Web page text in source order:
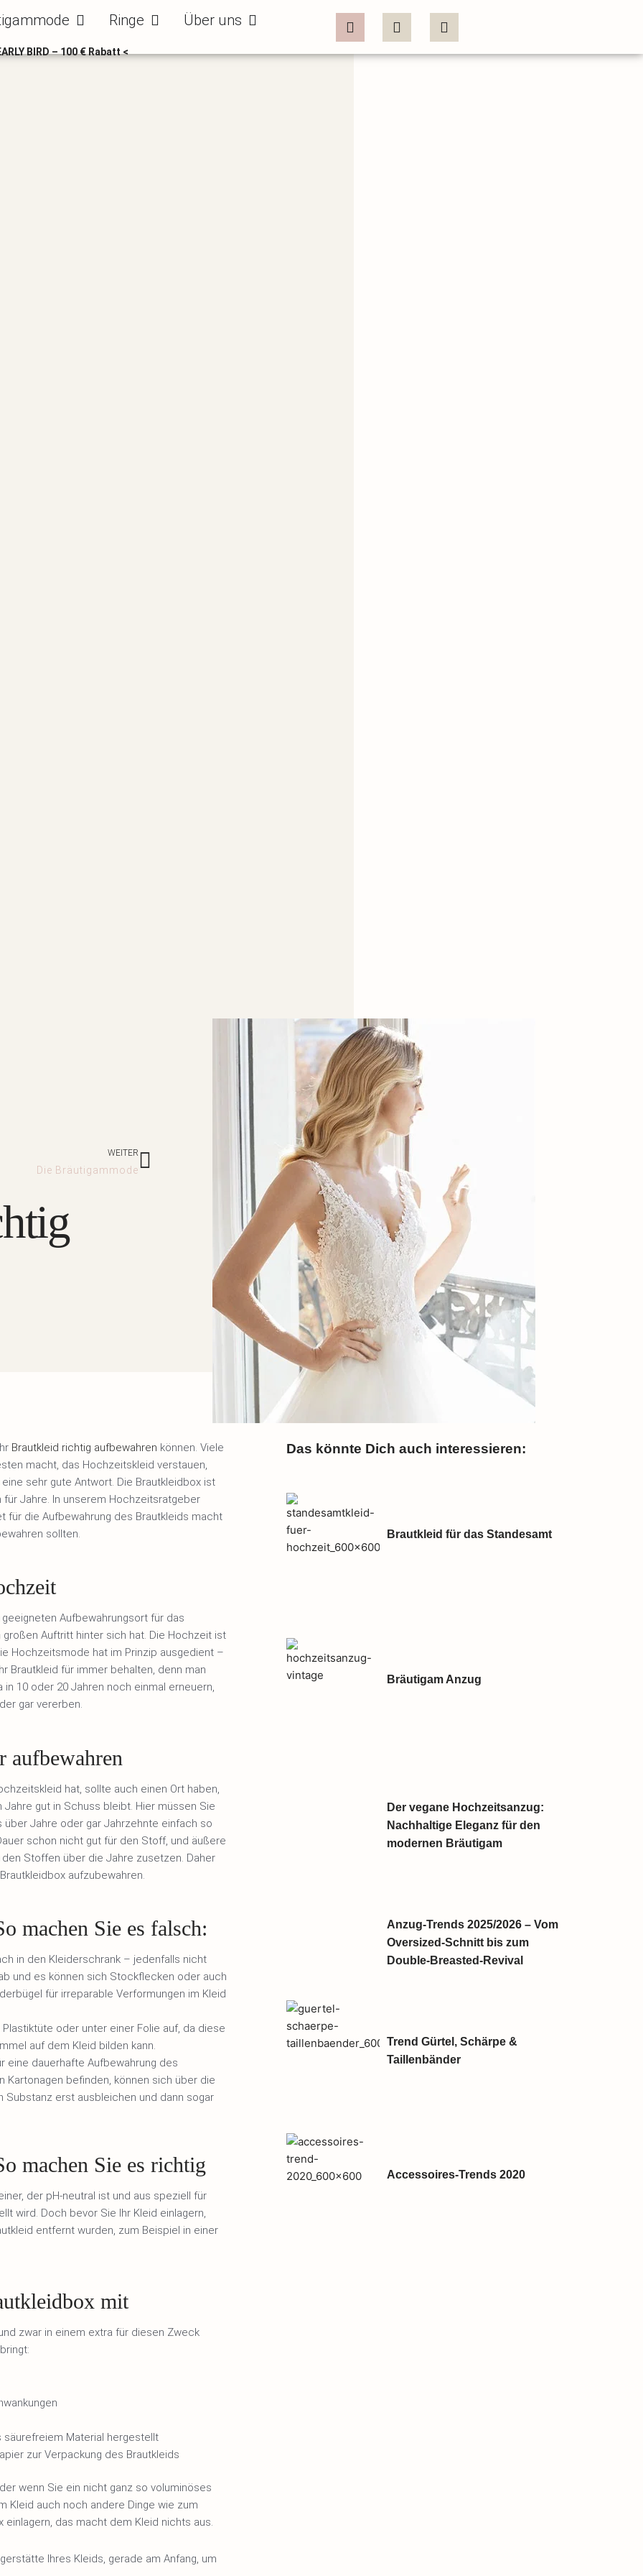
Öffne Bräutigammode
Ringe Öffne RingeÜber uns Öffne Über uns
BIRD – 100 € Rabatt <
WEITER
Die Bräutigammode
Nächster
Brautkleid richtig aufbewahren können. Viele
macht, das Hochzeitskleid verstauen,
sehr gute Antwort. Die Brautkleidbox ist
Jahre. In unserem Hochzeitsratgeber
für die Aufbewahrung des Brautkleids macht
sollten.
Aufbewahrungsort für das
Auftritt hinter sich hat. Die Hochzeit ist
Hochzeitsmode hat im Prinzip ausgedient –
Brautkleid für immer behalten, denn man
10 oder 20 Jahren noch einmal erneuern,
gar vererben.
aufbewahren
hat, sollte auch einen Ort haben,
gut in Schuss bleibt. Hier müssen Sie
Jahre oder gar Jahrzehnte einfach so
schon nicht gut für den Stoff, und äußere
Stoffen über die Jahre zusetzen. Daher
aufzubewahren.
machen Sie es falsch:
in den Kleiderschrank – jedenfalls nicht
und es können sich Stockflecken oder auch
für irreparable Verformungen im Kleid
oder unter einer Folie auf, da diese
auf dem Kleid bilden kann.
eine dauerhafte Aufbewahrung des
befinden, können sich über die
erst ausbleichen und dann sogar
machen Sie es richtig
der pH-neutral ist und aus speziell für
wird. Doch bevor Sie Ihr Kleid einlagern,
entfernt wurden, zum Beispiel in einer
mit
zwar in einem extra für diesen Zweck
säurefreiem Material hergestellt
zur Verpackung des Brautkleids
wenn Sie ein nicht ganz so voluminöses
Kleid auch noch andere Dinge wie zum
das macht dem Kleid nichts aus.
Ihres Kleids, gerade am Anfang, um
Das könnte Dich auch interessieren:
Brautkleid für das Standesamt
Bräutigam Anzug
Der vegane Hochzeitsanzug:
Nachhaltige Eleganz für den
modernen Bräutigam
Anzug-Trends 2025/2026 – Vom
Oversized-Schnitt bis zum
Double-Breasted-Revival
Trend Gürtel, Schärpe &
Taillenbänder
Accessoires-Trends 2020